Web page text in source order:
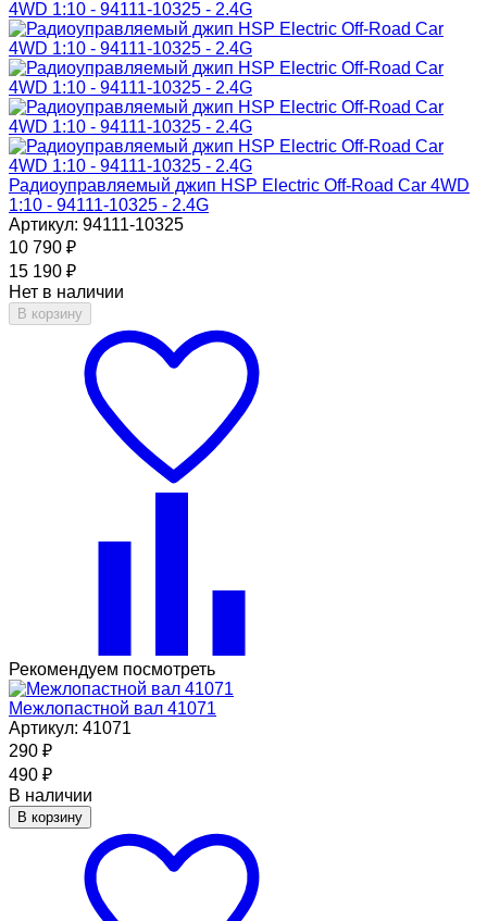
Радиоуправляемый джип HSP Electric Off-Road Car 4WD
1:10 - 94111-10325 - 2.4G
Артикул: 94111-10325
10 790 ₽
15 190 ₽
Нет в наличии
В корзину
Рекомендуем посмотреть
Межлопастной вал 41071
Артикул: 41071
290 ₽
490 ₽
В наличии
В корзину